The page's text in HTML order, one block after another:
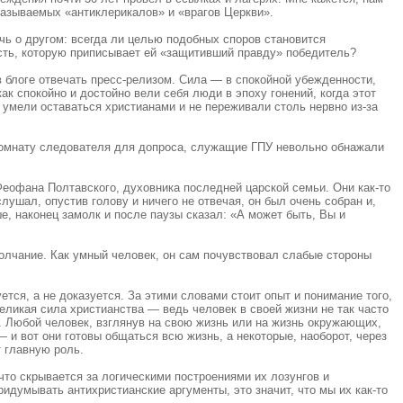
«антиклерикалов» и «врагов Церкви».
о другом: всегда ли целью подобных споров становится
которую приписывает ей «защитивший правду» победитель?
отвечать пресс-релизом. Сила — в спокойной убежденности,
и достойно вели себя люди в эпоху гонений, когда этот
оставаться христианами и не переживали столь нервно из-за
следователя для допроса, служащие ГПУ невольно обнажали
Полтавского, духовника последней царской семьи. Они как-то
опустив голову и ничего не отвечая, он был очень собран и,
наконец замолк и после паузы сказал: «А может быть, Вы и
Как умный человек, он сам почувствовал слабые стороны
а не доказуется. За этими словами стоит опыт и понимание того,
сила христианства — ведь человек в своей жизни не так часто
человек, взглянув на свою жизнь или на жизнь окружающих,
вот они готовы общаться всю жизнь, а некоторые, наоборот, через
главную роль.
скрывается за логическими построениями их лозунгов и
антихристианские аргументы, это значит, что мы их как-то